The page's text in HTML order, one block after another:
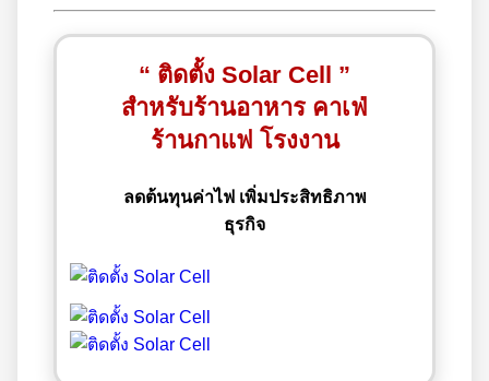
“ ติดตั้ง Solar Cell ”
สำหรับร้านอาหาร คาเฟ่
ร้านกาแฟ โรงงาน
ลดต้นทุนค่าไฟ เพิ่มประสิทธิภาพ
ธุรกิจ